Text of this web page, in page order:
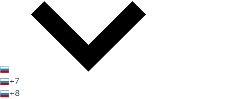
+7
+8